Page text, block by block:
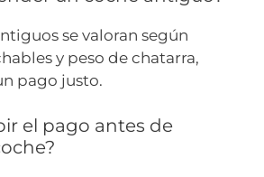
se valoran según
y peso de chatarra,
pago justo.
el pago antes de